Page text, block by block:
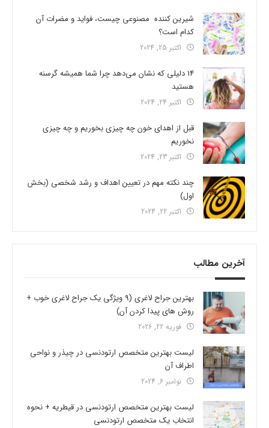
شیرین کننده مصنوعی چیست، فواید و مضرات آن
کدام است؟
اکتبر 25, 2024
14 دلیلی که نشان می‌دهد چرا شما همیشه گرسنه
هستید
اکتبر 24, 2024
قبل از اهدای خون چه چیزی بخوریم و چه چیزی
نخوریم
اکتبر 23, 2024
چند نکته مهم در تعیین اهداف و رشد شخصی (بخش
اول)
اکتبر 22, 2024
آخرین مطالب
بهترین جراح لاغری (9 ویژگی یک جراح لاغری خوب +
روش های پیدا کردن آن)
فوریه 22, 2026
لیست بهترین متخصص ارتودنسی در چیذر و نواحی
اطراف آن
نوامبر 6, 2024
لیست بهترین متخصص ارتودنسی در قیطریه + نحوه
انتخاب یک متخصص ارتودنسی